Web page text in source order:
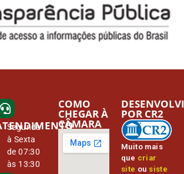
Segunda
à Sexta
de 07:30
às 13:30
COMO
CHEGAR À
CÂMARA
Muito mais
que criar
site ou siste
POR CR2